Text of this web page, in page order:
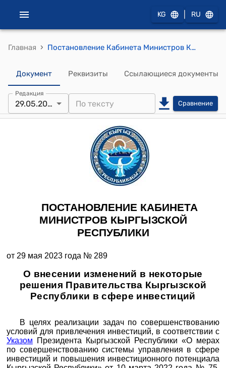
KG RU
Главная › Постановление Кабинета Министров Кыргызской Республики от 29 майя 2023 года № 289 "О внесении изменений в некоторые решения Правительства Кыргызской Республики в сфере инвестиций"
Документ Реквизиты Ссылающиеся документы
Редакция
29.05.2023 Сравнение